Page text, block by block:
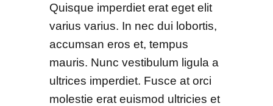
Quisque imperdiet erat eget elit
varius varius. In nec dui lobortis,
accumsan eros et, tempus
mauris. Nunc vestibulum ligula a
ultrices imperdiet. Fusce at orci
molestie erat euismod ultricies et